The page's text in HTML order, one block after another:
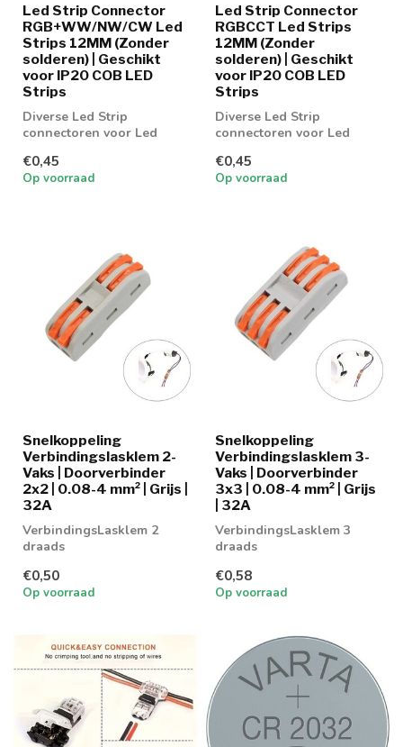
Led Strip Connector
RGB+WW/NW/CW Led
Strips 12MM (Zonder
solderen) | Geschikt
voor IP20 COB LED
Strips
Diverse Led Strip
connectoren voor Led
€0,45
Op voorraad
Led Strip Connector
RGBCCT Led Strips
12MM (Zonder
solderen) | Geschikt
voor IP20 COB LED
Strips
Diverse Led Strip
connectoren voor Led
€0,45
Op voorraad
Snelkoppeling
Verbindingslasklem 2-
Vaks | Doorverbinder
2x2 | 0.08-4 mm² | Grijs |
32A
VerbindingsLasklem 2
draads
€0,50
Op voorraad
Snelkoppeling
Verbindingslasklem 3-
Vaks | Doorverbinder
3x3 | 0.08-4 mm² | Grijs
| 32A
VerbindingsLasklem 3
draads
€0,58
Op voorraad